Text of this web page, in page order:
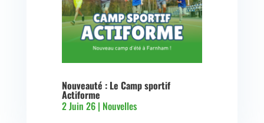
Nouveauté : Le Camp sportif
Actiforme
2 Juin 26| Nouvelles